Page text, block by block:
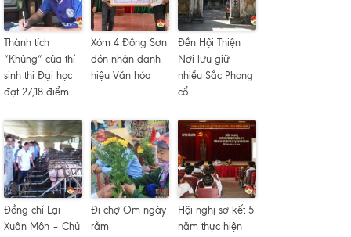
Thành tích
“Khủng” của thí
sinh thi Đại học
đạt 27,18 điểm
Xóm 4 Đông Sơn
đón nhận danh
hiệu Văn hóa
Đền Hội Thiện
Nơi lưu giữ
nhiều Sắc Phong
cổ
Đồng chí Lại
Xuân Môn – Chủ
Đi chợ Om ngày
rằm
Hội nghị sơ kết 5
năm thực hiện